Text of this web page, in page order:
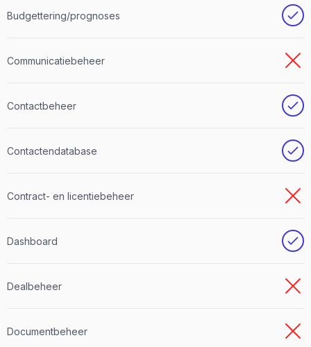
Budgettering/prognoses
Communicatiebeheer
Contactbeheer
Contactendatabase
Contract- en licentiebeheer
Dashboard
Dealbeheer
Documentbeheer